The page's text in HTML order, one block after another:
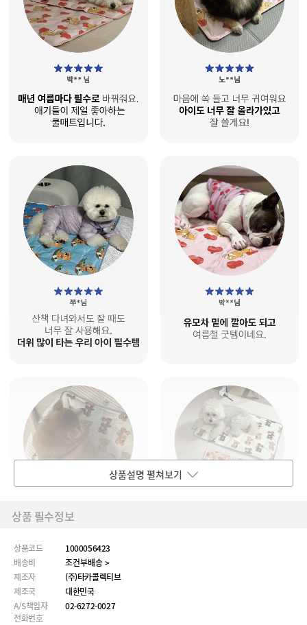
상품설명 펼쳐보기
상품 필수정보
상품코드
1000056423
배송비
조건부배송 >
제조자
(주)타카콜렉티브
제조국
대한민국
A/S책임자
전화번호
02-6272-0027